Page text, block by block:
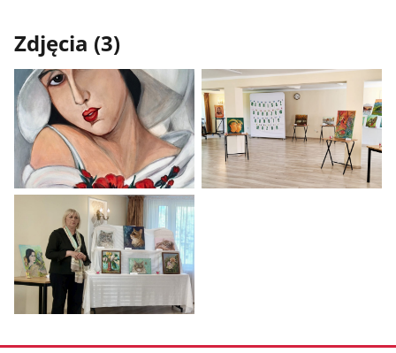
Zdjęcia (3)
Pokaż
z
galerii.
zdjęcie